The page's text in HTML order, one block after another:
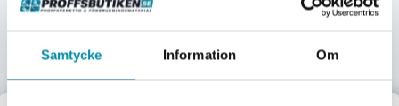
Samtycke Information Om
Upptäck våra kategorier